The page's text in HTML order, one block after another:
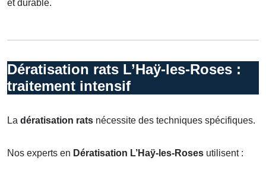
et durable.
Dératisation rats L’Haÿ-les-Roses :
traitement intensif
La dératisation rats nécessite des techniques spécifiques.
Nos experts en Dératisation L’Haÿ-les-Roses utilisent :